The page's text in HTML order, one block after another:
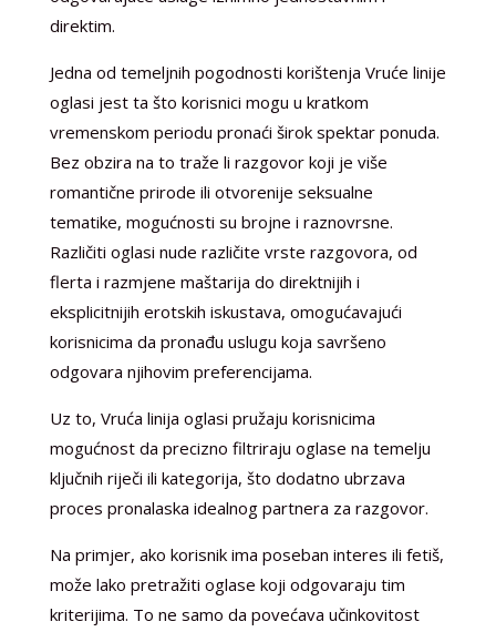
direktim.
Jedna od temeljnih pogodnosti korištenja Vruće linije
oglasi jest ta što korisnici mogu u kratkom
vremenskom periodu pronaći širok spektar ponuda.
Bez obzira na to traže li razgovor koji je više
romantične prirode ili otvorenije seksualne
tematike, mogućnosti su brojne i raznovrsne.
Različiti oglasi nude različite vrste razgovora, od
flerta i razmjene maštarija do direktnijih i
eksplicitnijih erotskih iskustava, omogućavajući
korisnicima da pronađu uslugu koja savršeno
odgovara njihovim preferencijama.
Uz to, Vruća linija oglasi pružaju korisnicima
mogućnost da precizno filtriraju oglase na temelju
ključnih riječi ili kategorija, što dodatno ubrzava
proces pronalaska idealnog partnera za razgovor.
Na primjer, ako korisnik ima poseban interes ili fetiš,
može lako pretražiti oglase koji odgovaraju tim
kriterijima. To ne samo da povećava učinkovitost